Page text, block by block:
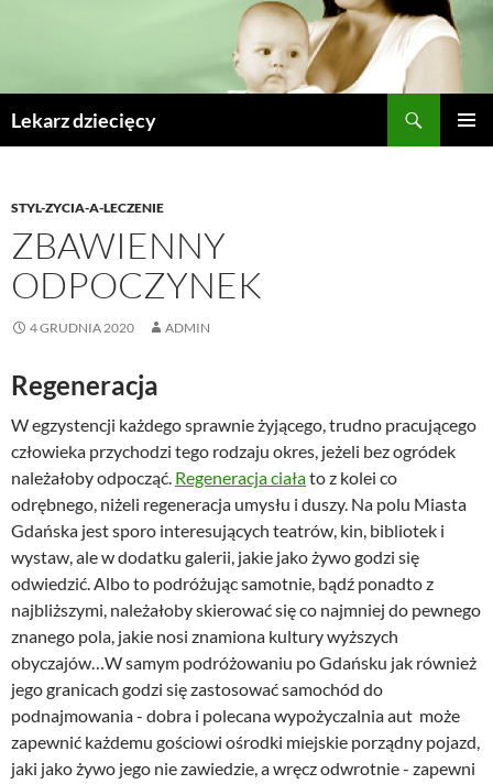
Lekarz dziecięcy
STYL-ZYCIA-A-LECZENIE
ZBAWIENNY
ODPOCZYNEK
4 GRUDNIA 2020 ADMIN
Regeneracja
W egzystencji każdego sprawnie żyjącego, trudno pracującego
człowieka przychodzi tego rodzaju okres, jeżeli bez ogródek
należałoby odpocząć. Regeneracja ciałato z kolei co
odrębnego, niżeli regeneracja umysłu i duszy. Na polu Miasta
Gdańska jest sporo interesujących teatrów, kin, bibliotek i
wystaw, ale w dodatku galerii, jakie jako żywo godzi się
odwiedzić. Albo to podróżując samotnie, bądź ponadto z
najbliższymi, należałoby skierować się co najmniej do pewnego
znanego pola, jakie nosi znamiona kultury wyższych
obyczajów…W samym podróżowaniu po Gdańsku jak również
jego granicach godzi się zastosować samochód do
podnajmowania - dobra i polecana wypożyczalnia aut może
zapewnić każdemu gościowi ośrodki miejskie porządny pojazd,
jaki jako żywo jego nie zawiedzie, a wręcz odwrotnie - zapewni